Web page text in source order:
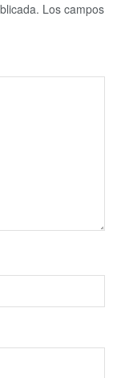
Los campos